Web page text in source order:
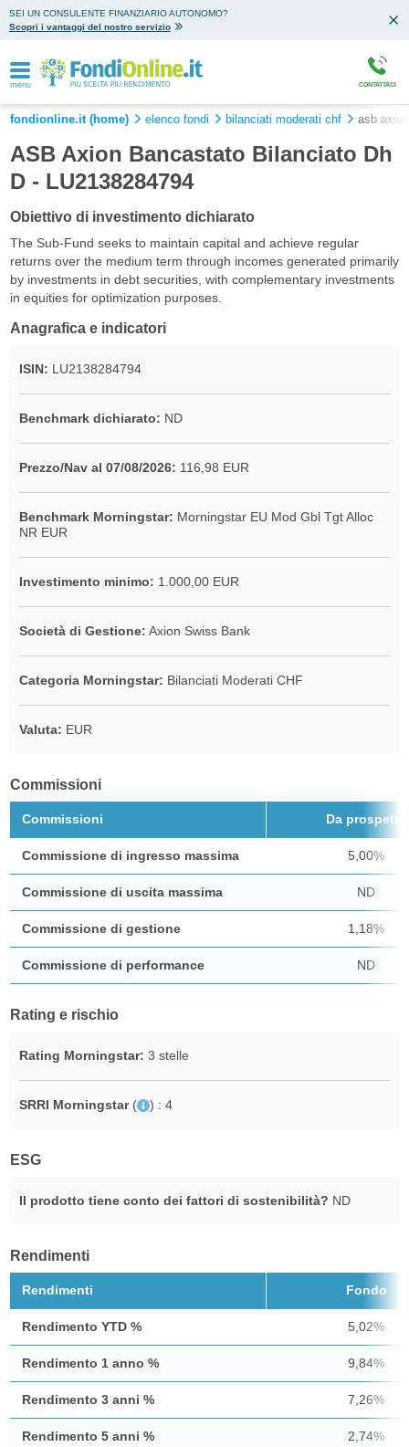
SEI UN CONSULENTE FINANZIARIO AUTONOMO?
Scopri i vantaggi del nostro servizio
menu CONTATTACI
fondionline.it (home) elenco fondi bilanciati moderati chf asb
ASB Axion Bancastato Bilanciato Dh
D - LU2138284794
Obiettivo di investimento dichiarato
The Sub-Fund seeks to maintain capital and achieve regular
returns over the medium term through incomes generated primarily
by investments in debt securities, with complementary investments
in equities for optimization purposes.
Anagrafica e indicatori
ISIN: LU2138284794
Benchmark dichiarato: ND
Prezzo/Nav al 07/08/2026: 116,98 EUR
Benchmark Morningstar: Morningstar EU Mod Gbl Tgt Alloc
NR EUR
Investimento minimo: 1.000,00 EUR
Società di Gestione: Axion Swiss Bank
Categoria Morningstar: Bilanciati Moderati CHF
Valuta: EUR
Commissioni
Commissioni Da prospetto
Commissione di ingresso massima 5,00%
Commissione di uscita massima ND
Commissione di gestione 1,18%
Commissione di performance ND
Rating e rischio
Rating Morningstar: 3 stelle
SRRI Morningstar ( ) : 4
ESG
Il prodotto tiene conto dei fattori di sostenibilità? ND
Rendimenti
Rendimenti Fondo
Rendimento YTD % 5,02%
Rendimento 1 anno % 9,84%
Rendimento 3 anni % 7,26%
Rendimento 5 anni % 2,74%